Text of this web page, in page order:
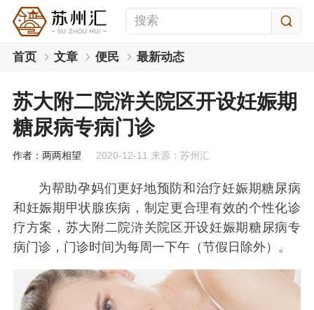
首页 文章 便民 最新动态
苏大附二院浒关院区开设妊娠期
糖尿病专病门诊
作者：两两相望 2020-12-11 来源：苏州汇
为帮助孕妈们更好地预防和治疗妊娠期糖尿病
和妊娠期甲状腺疾病，制定更合理有效的个性化诊
疗方案，苏大附二院浒关院区开设妊娠期糖尿病专
病门诊，门诊时间为每周一下午（节假日除外）。